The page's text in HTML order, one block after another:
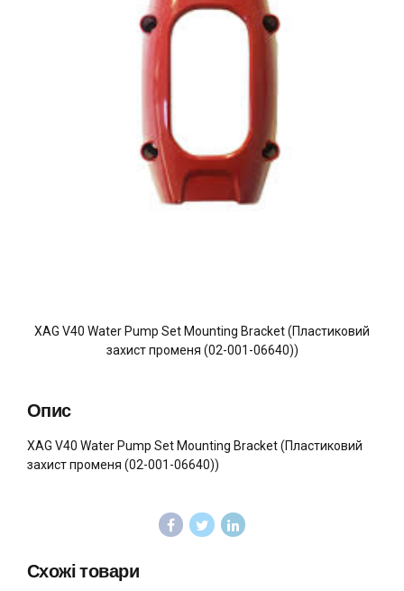
XAG V40 Water Pump Set Mounting Bracket (Пластиковий
захист променя (02-001-06640))
Опис
XAG V40 Water Pump Set Mounting Bracket (Пластиковий
захист променя (02-001-06640))
Схожі товари